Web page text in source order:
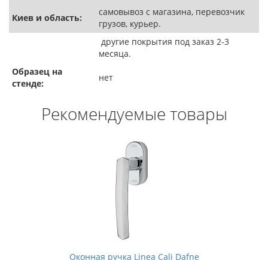
Киев и область:
самовывоз с магазина, перевозчик
грузов, курьер.
другие покрытия под заказ 2-3
месяца.
Образец на
стенде:
нет
Рекомендуемые товары
Оконная ручка Linea Cali Dafne